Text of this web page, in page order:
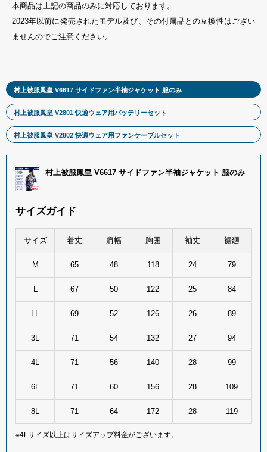
本商品は上記の商品のみに対応しております。
2023年以前に発売されたモデル及び、その付属品との互換性はござい
ませんのでご注意ください。
村上被服鳳皇 V6617 サイドファン半袖ジャケット 服のみ
村上被服鳳皇 V2801 快適ウェア用バッテリーセット
村上被服鳳皇 V2802 快適ウェア用ファンケーブルセット
村上被服鳳皇 V6617 サイドファン半袖ジャケット 服のみ
サイズガイド
サイズ 着丈 肩幅 胸囲 袖丈 裾廻
M 65 48 118 24 79
67 50 122 25 84
69 52 126 26 89
3L 71 54 132 27 94
4L 71 56 140 28 99
6L 71 60 156 28 109
8L 71 64 172 28 119
※4Lサイズ以上はサイズアップ料金がございます。